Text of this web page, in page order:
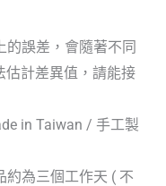
的誤差，會隨著不同
估計差異值，請能接
in Taiwan / 手工製
約為三個工作天 ( 不